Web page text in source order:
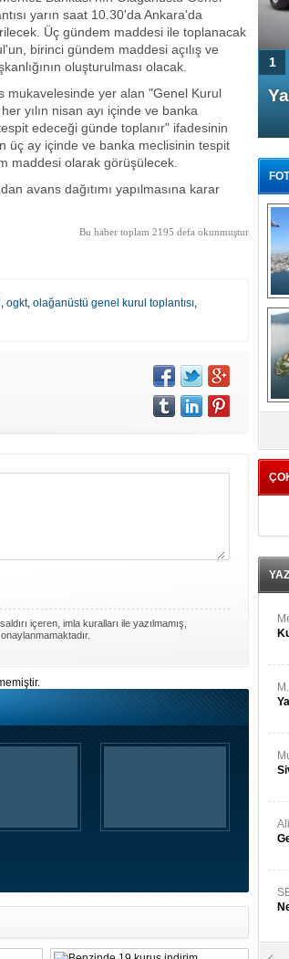
yarın saat 10.30'da Ankara'da
Üç gündem maddesi ile toplanacak
birinci gündem maddesi açılış ve
oluşturulması olacak.
mukavelesinde yer alan "Genel Kurul
her yılın nisan ayı içinde ve banka
edeceği günde toplanır" ifadesinin
üç ay içinde ve banka meclisinin tespit
maddesi olarak görüşülecek.
avans dağıtımı yapılmasına karar
Bu haber toplam 2195 defa okunmuştur
, ogkt, olağanüstü genel kurul toplantısı,
içeren, imla kuralları ile yazılmamış,
4 Kapılı AMG GT Coupe
Türkiye'de satışa çıktı
1